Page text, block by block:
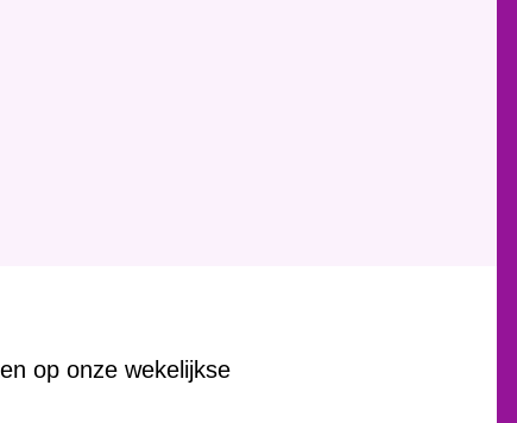
op onze wekelijkse